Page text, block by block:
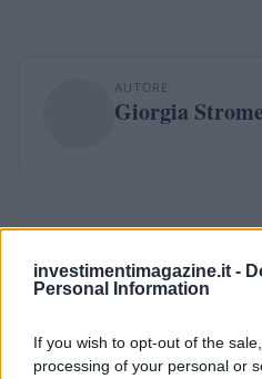
investimentimagazine.it -
Personal Information
If you wish to opt-out of the
processing of your personal or
AUTORE
Giorgia